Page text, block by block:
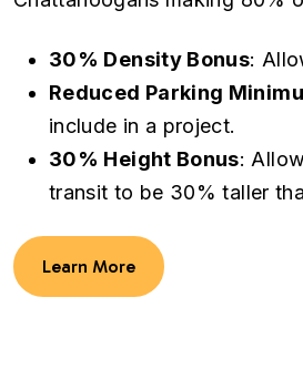
30% Density Bonus:
Reduced Parking
include in a project.
30% Height Bonus:
transit to be 30% taller
Learn More